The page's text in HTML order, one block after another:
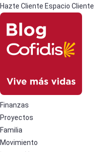
Hazte Cliente Espacio Cliente
Finanzas
Proyectos
Familia
Movimiento